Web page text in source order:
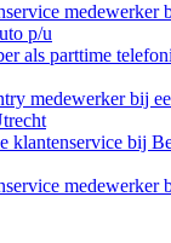
medewerker
p/u
als parttime
medewerker bij
klantenservice bij
medewerker